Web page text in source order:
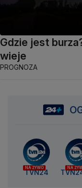
Gdzie jest
wieje
PROGNOZA
NA ŻYWO
TVN24
NA